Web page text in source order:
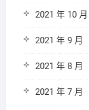
2021 年 10 月
2021 年 9 月
2021 年 8 月
2021 年 7 月